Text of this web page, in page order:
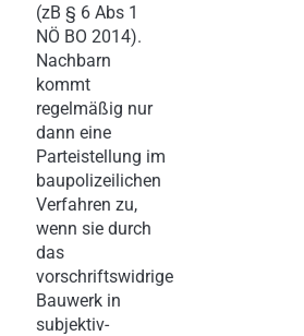
(zB § 6 Abs 1
NÖ BO 2014).
Nachbarn
kommt
regelmäßig nur
dann eine
Parteistellung im
baupolizeilichen
Verfahren zu,
wenn sie durch
das
vorschriftswidrige
Bauwerk in
subjektiv-